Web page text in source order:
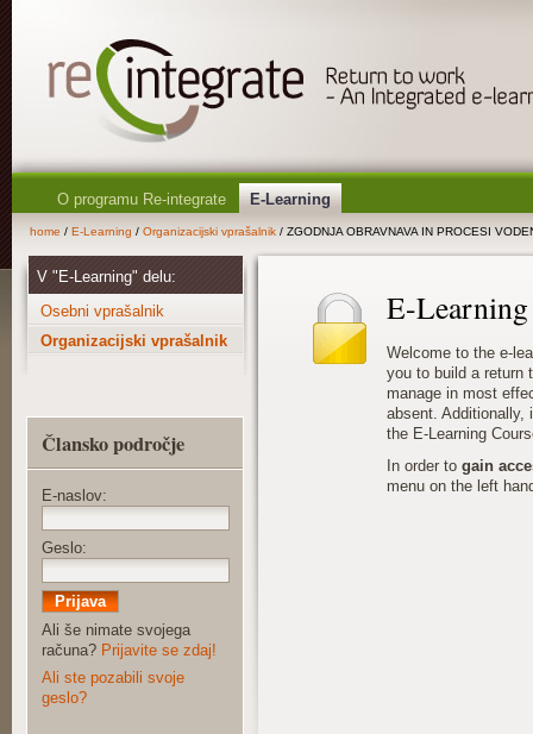
O programu Re-integrate E-Learning
home / E-Learning / Organizacijski vprašalnik / ZGODNJA OBRAVNAVA IN PROCESI
E-Learning
Welcome to the e-
you to build a return
manage in most
absent.
the E-Learning
In order to gain
menu on the left
V "E-Learning" delu:
Osebni vprašalnik
Organizacijski vprašalnik
Člansko področje
E-naslov:
Geslo:
Ali še nimate svojega
računa? Prijavite se zdaj!
Ali ste pozabili svoje
geslo?